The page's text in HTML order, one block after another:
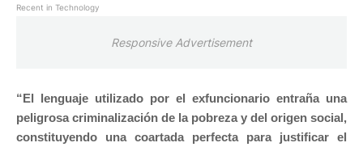
Recent in Technology
Responsive Advertisement
“El lenguaje utilizado por el exfuncionario entraña una
peligrosa criminalización de la pobreza y del origen social,
constituyendo una coartada perfecta para justificar el